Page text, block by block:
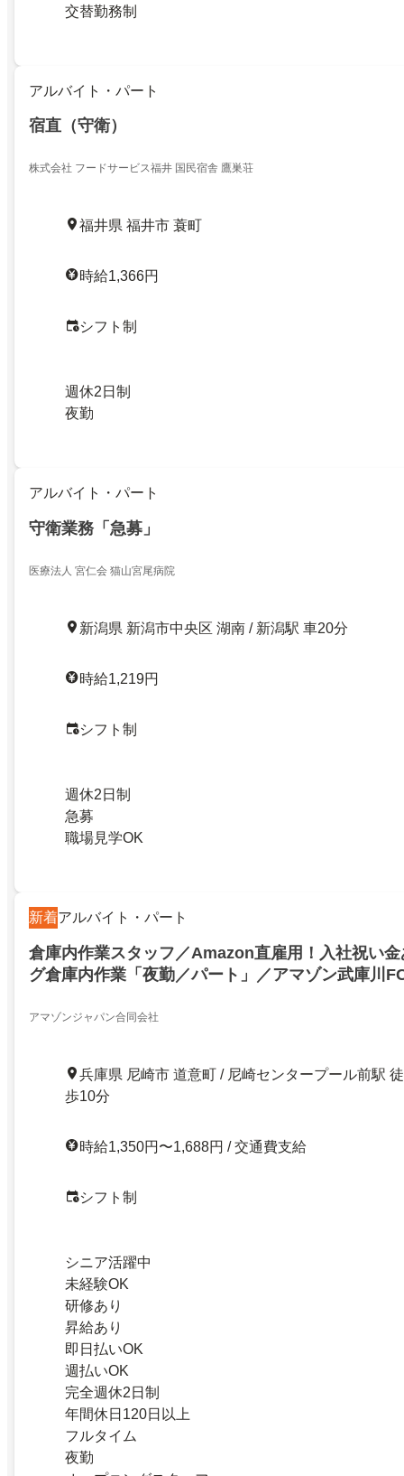
交替勤務制
アルバイト・パート
宿直（守衛）
株式会社 フードサービス福井 国民宿舎 鷹巣荘
福井県 福井市 蓑町
時給1,366円
シフト制
週休2日制
夜勤
アルバイト・パート
守衛業務「急募」
医療法人 宮仁会 猫山宮尾病院
新潟県 新潟市中央区 湖南 / 新潟駅 車20分
時給1,219円
シフト制
週休2日制
急募
職場見学OK
新着アルバイト・パート
倉庫内作業スタッフ／Amazon直雇用！入社祝い
グ倉庫内作業「夜勤／パート」／アマゾン武庫川
アマゾンジャパン合同会社
兵庫県 尼崎市 道意町 / 尼崎センタープール前駅 徒
歩10分
時給1,350円〜1,688円 / 交通費支給
シフト制
シニア活躍中
未経験OK
研修あり
昇給あり
即日払いOK
週払いOK
完全週休2日制
年間休日120日以上
フルタイム
夜勤